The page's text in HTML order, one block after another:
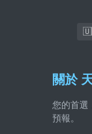
關於
您的首選
預報。